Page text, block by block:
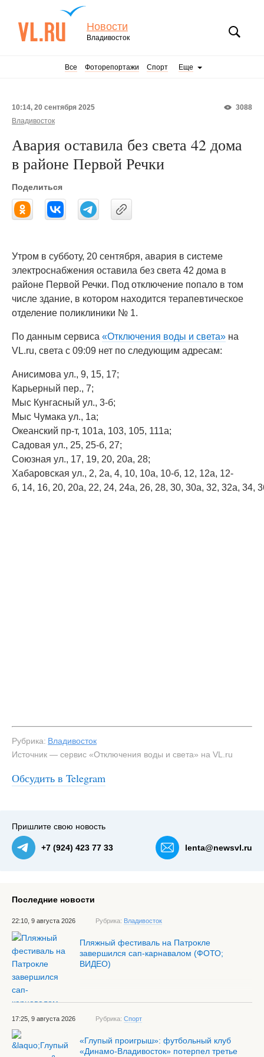
Новости
Владивосток
Все Фоторепортажи Спорт Еще
3088
10:14, 20 сентября 2025
Владивосток
Авария оставила без света 42 дома
в районе Первой Речки
Поделиться
Утром в субботу, 20 сентября, авария в системе
электроснабжения оставила без света 42 дома в
районе Первой Речки. Под отключение попало в том
числе здание, в котором находится терапевтическое
отделение поликлиники № 1.
По данным сервиса «Отключения воды и света» на
VL.ru, света с 09:09 нет по следующим адресам:
Анисимова ул., 9, 15, 17;
Карьерный пер., 7;
Мыс Кунгасный ул., 3-б;
Мыс Чумака ул., 1а;
Океанский пр-т, 101а, 103, 105, 111а;
Садовая ул., 25, 25-б, 27;
Союзная ул., 17, 19, 20, 20а, 28;
Хабаровская ул., 2, 2а, 4, 10, 10а, 10-б, 12, 12а, 12-
б, 14, 16, 20, 20а, 22, 24, 24а, 26, 28, 30, 30а, 32, 32а, 34,
Рубрика: Владивосток
Источник — сервис «Отключения воды и света» на VL.ru
Обсудить в Telegram
Пришлите свою новость
+7 (924) 423 77 33 lenta@newsvl.ru
Последние новости
22:10, 9 августа 2026 Рубрика: Владивосток
Пляжный фестиваль на Патрокле
завершился сап-карнавалом (ФОТО;
ВИДЕО)
17:25, 9 августа 2026 Рубрика: Спорт
«Глупый проигрыш»: футбольный клуб
«Динамо-Владивосток» потерпел третье